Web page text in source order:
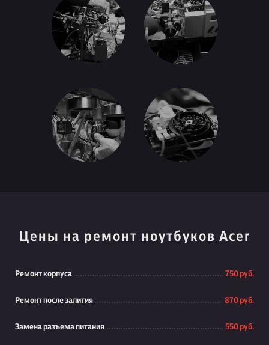
Цены на ремонт ноутбуков Acer
Ремонт корпуса 750 руб.
Ремонт после залития 870 руб.
Замена разъема питания 550 руб.